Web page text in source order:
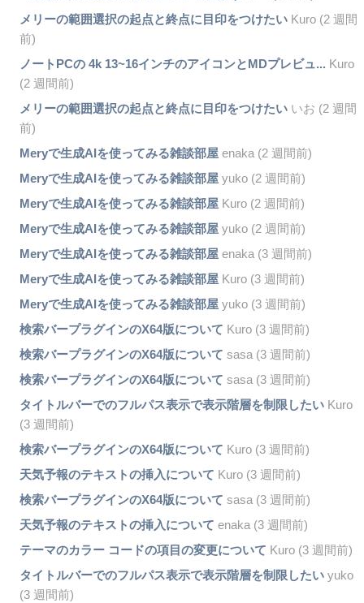
メリーの範囲選択の起点と終点に目印をつけたいKuro (2 週間
前)
ノートPCの 4k 13~16インチのアイコンとMDプレビュ... Kuro
(2 週間前)
メリーの範囲選択の起点と終点に目印をつけたいいお (2 週間
前)
Meryで生成AIを使ってみる雑談部屋enaka (2 週間前)
Meryで生成AIを使ってみる雑談部屋yuko (2 週間前)
Meryで生成AIを使ってみる雑談部屋Kuro (2 週間前)
Meryで生成AIを使ってみる雑談部屋yuko (2 週間前)
Meryで生成AIを使ってみる雑談部屋enaka (3 週間前)
Meryで生成AIを使ってみる雑談部屋Kuro (3 週間前)
Meryで生成AIを使ってみる雑談部屋yuko (3 週間前)
検索バープラグインのX64版について Kuro (3 週間前)
検索バープラグインのX64版について sasa (3 週間前)
検索バープラグインのX64版について sasa (3 週間前)
タイトルバーでのフルパス表示で表示階層を制限したいKuro
(3 週間前)
検索バープラグインのX64版について Kuro (3 週間前)
天気予報のテキストの挿入について Kuro (3 週間前)
検索バープラグインのX64版について sasa (3 週間前)
天気予報のテキストの挿入について enaka (3 週間前)
テーマのカラー コードの項目の変更について Kuro (3 週間前)
タイトルバーでのフルパス表示で表示階層を制限したいyuko
(3 週間前)